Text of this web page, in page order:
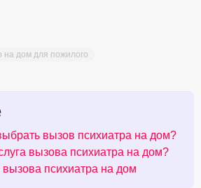
на дом для пожилого
вызов психиатра на дом?
вызова психиатра на дом?
психиатра на дом